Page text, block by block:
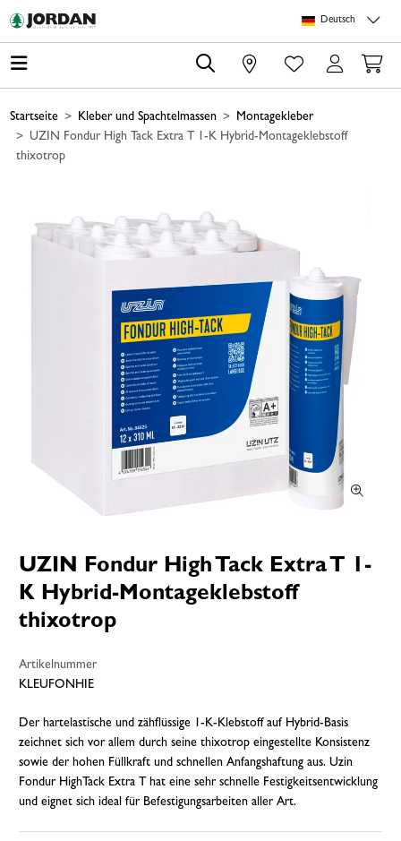
Deutsch
0
Startseite Kleber und Spachtelmassen
Montagekleber
UZIN Fondur High Tack Extra T 1-K Hybrid-Montageklebstoff
thixotrop
UZIN Fondur High Tack Extra T 1-
K Hybrid-Montageklebstoff
thixotrop
Artikelnummer
KLEUFONHIE
Der hartelastische und zähflüssige 1-K-Klebstoff auf Hybrid-Basis
zeichnet sich vor allem durch seine thixotrop eingestellte Konsistenz
sowie der hohen Füllkraft und schnellen Anfangshaftung aus. Uzin
Fondur HighTack Extra T hat eine sehr schnelle Festigkeitsentwicklung
und eignet sich ideal für Befestigungsarbeiten aller Art.